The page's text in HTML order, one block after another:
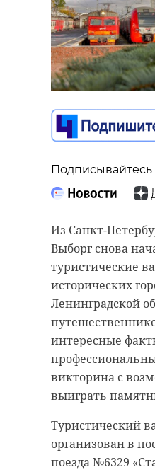
Подписывайтесь
Из Санкт-
Выборг снова
туристические
исторических
Ленинградской
интересные
викторина с
выиграть
Туристический
организован в
поезда №6329